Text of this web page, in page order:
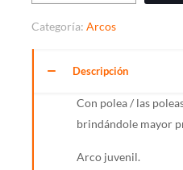
CB006B
MK-
CB006AC
Categoría: Arcos
Descripción
Con polea / las
brindándole mayor
Arco juvenil.